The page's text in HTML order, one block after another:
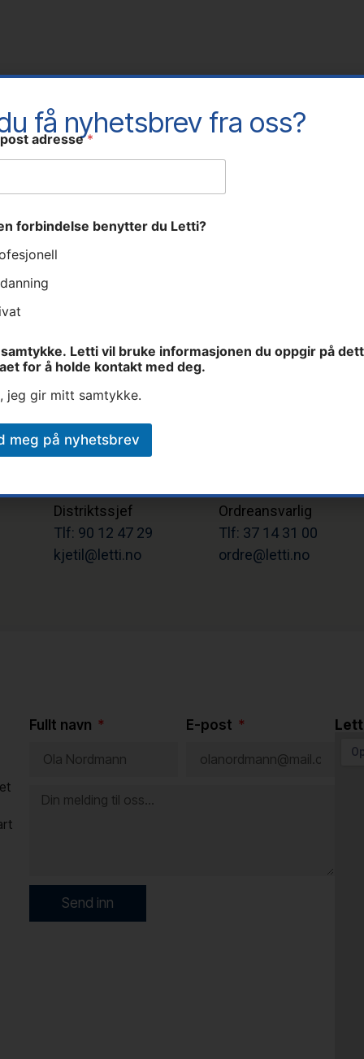
Kontaktpersoner
Distriktssjef
Tlf: 90 12 47 29
kjetil@letti.no
Ordreansvarlig
Tlf: 37 14 31 00
ordre@letti.no
Fullt navn E-post
Send inn
få nyhetsbrev fra oss?
adresse*
forbindelse benytter du Letti?
samtykke. Letti vil bruke informasjonen du oppgir på
for å holde kontakt med deg.
jeg gir mitt samtykke.
meg på nyhetsbrev